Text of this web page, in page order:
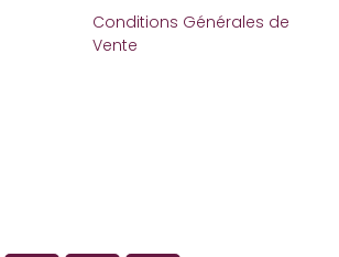
Conditions Générales de
Vente